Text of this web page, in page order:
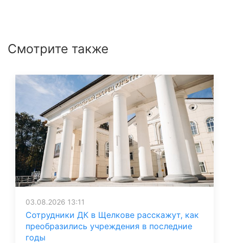
Смотрите также
03.08.2026 13:11
Сотрудники ДК в Щелкове расскажут, как
преобразились учреждения в последние
годы